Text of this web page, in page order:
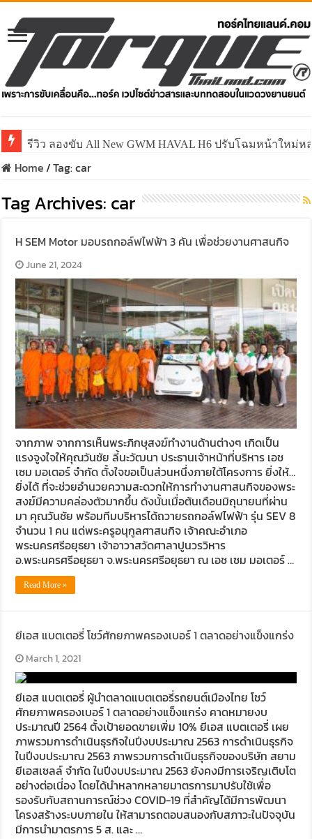
รีวิว ลองขับ All New GWM HAVAL H6 ปรับโฉมหน้าใหม่
Home/Tag:car
Tag Archives: car
H SEM Motor มอบรถกอล์ฟไฟฟ้า 3 คัน เพื่อช่วยงานศาสนกิจ
June 21, 2024
จากภาพ จากการเห็นพระภิกษุสงฆ์ทำงานด้านต่างๆ เกิดเป็น
แรงจูงใจให้คุณวันชัย ลี้นะวัฒนา ประธานเจ้าหน้าที่บริหาร เอช
เซม มอเตอร์ จำกัด ตั้งใจขอเป็นส่วนหนึ่งภายใต้โครงการ ยิ่งให้…
ยิ่งได้ ที่จะช่วยอำนวยความสะดวกให้การทำงานศาสนกิจของพระ
สงฆ์มีความคล่องตัวมากขึ้น ดังนั้นเมื่อต้นเดือนมิถุนายนที่ผ่าน
มา คุณวันชัย พร้อมทีมบริหารได้ถวายรถกอล์ฟไฟฟ้า รุ่น SEV 8
จำนวน 1 คน แด่พระครูอนุกูลศาสนกิจ เจ้าคณะอำเภอ
พระนครศรีอยุธยา เจ้าอาวาสวัดศาลาปูนวรวิหาร
อ.พระนครศรีอยุธยา จ.พระนครศรีอยุธยา ณ เอช เซม มอเตอร์ …
Read More »
ยีเอส แบตเตอรี่ โชว์ศักยภาพครองเบอร์ 1 ตลาดอย่างแข็งแกร่ง
March 1, 2021
ยีเอส แบตเตอรี่ ผู้นำตลาดแบตเตอรี่รถยนต์เมืองไทย โชว์
ศักยภาพครองเบอร์ 1 ตลาดอย่างแข็งแกร่ง คาดหมายงบ
ประมาณปี 2564 ตั้งเป้ายอดขายเพิ่ม 10% ยีเอส แบตเตอรี่ เผย
ภาพรวมการดำเนินธุรกิจในปีงบประมาณ 2563 การดำเนินธุรกิจ
ในปีงบประมาณ 2563 ภาพรวมการดำเนินธุรกิจของบริษัท สยาม
ยีเอสเซลล์ จำกัด ในปีงบประมาณ 2563 ยังคงมีการเจริญเติบโต
อย่างต่อเนี่อง โดยได้นำหลากหลายมาตรการมาปรับใช้เพื่อ
รองรับกับสถานการณ์ช่วง COVID-19 ที่สำคัญได้มีการพัฒนา
โครงสร้างระบบภายใน ให้สามารถตอบสนองกับสภาวะในปัจจุบัน
มีการนำมาตรการ 5 ส. และ …